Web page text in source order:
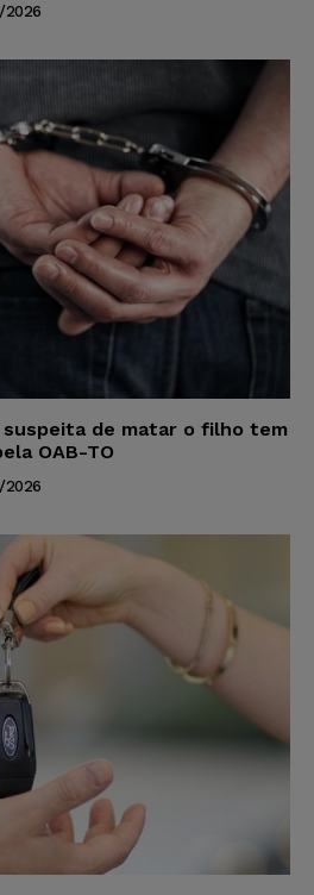
2026
de matar o filho tem
OAB-TO
2026